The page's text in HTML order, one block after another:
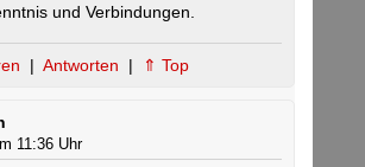
und Verbindungen.
| Antworten | ⇑ Top
11:36 Uhr